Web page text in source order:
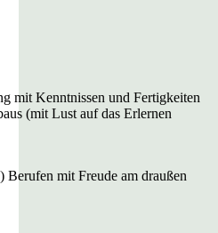
mit Kenntnissen und Fertigkeiten
(mit Lust auf das Erlernen
Berufen mit Freude am draußen